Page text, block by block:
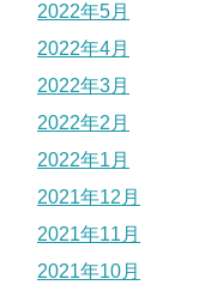
2022年5月
2022年4月
2022年3月
2022年2月
2022年1月
2021年12月
2021年11月
2021年10月